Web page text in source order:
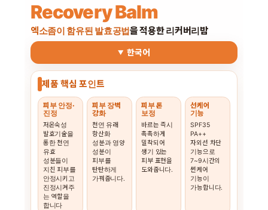
Recovery Balm
엑소좀이 함유된 발효공법을 적용한 리커버리밤
한국어
제품 핵심 포인트
피부 안정·
진정
저온숙성
발효기술을
통한 천연
유효
성분들이
지친 피부를
안정시키고
진정시켜주
는 역할을
합니다
피부 장벽
강화
천연 유래
항산화
성분과 영양
성분이
피부를
탄탄하게
가꿔줍니다.
피부 톤
보정
바르는 즉시
촉촉하게
밀착되어
생기 있는
피부 표현을
도와줍니다.
선케어
기능
SPF35
PA++
자외선 차단
기능으로
7~9시간의
썬케어
기능이
가능합니다.